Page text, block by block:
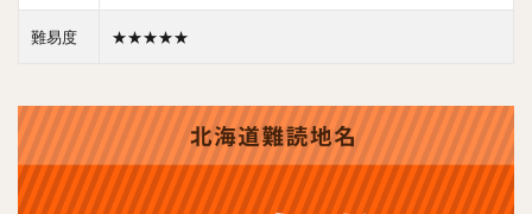
難易度 ★★★★★